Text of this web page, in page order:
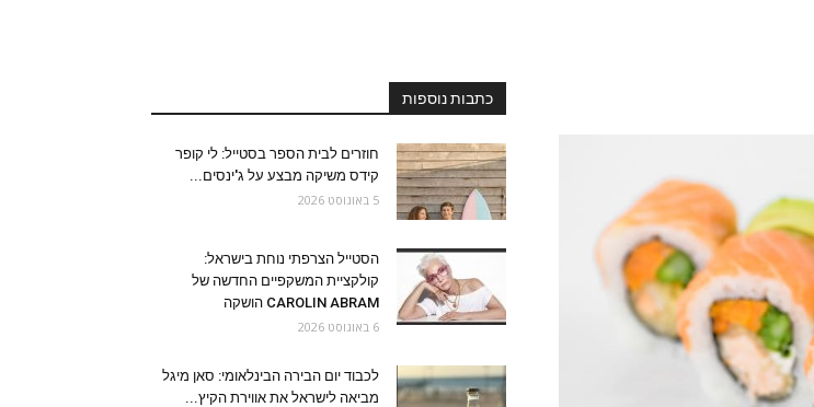
כתבות נוספות
חוזרים לבית הספר בסטייל: לי קופר
קידס משיקה מבצע על ג'ינסים...
5 באוגוסט 2026
הסטייל הצרפתי נוחת בישראל:
קולקציית המשקפיים החדשה של
CAROLIN ABRAM הושקה
6 באוגוסט 2026
לכבוד יום הבירה הבינלאומי: סאן מיגל
מביאה לישראל את אווירת הקיץ...